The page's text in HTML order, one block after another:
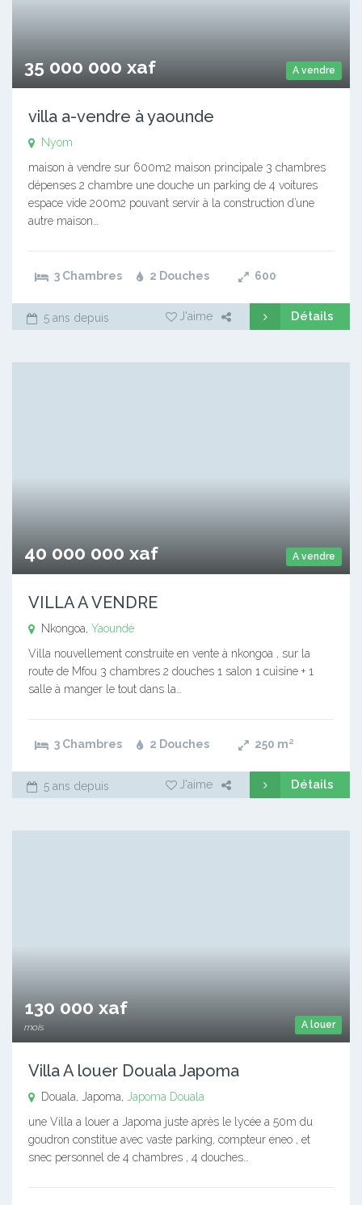
A vendre
35 000 000 xaf
villa a-vendre à yaounde
Nyom
maison à vendre sur 600m2 maison principale 3 chambres
dépenses 2 chambre une douche un parking de 4 voitures
espace vide 200m2 pouvant servir à la construction d’une
autre maison…
3 Chambres 2 Douches 600
5 ans depuis J'aime Détails
A vendre
40 000 000 xaf
VILLA A VENDRE
Nkongoa, Yaoundé
Villa nouvellement construite en vente à nkongoa , sur la
route de Mfou 3 chambres 2 douches 1 salon 1 cuisine + 1
salle à manger le tout dans la…
3 Chambres 2 Douches 250 m²
5 ans depuis J'aime Détails
A louer
130 000 xaf
mois
Villa A louer Douala Japoma
Douala, Japoma, Japoma Douala
une Villa a louer a Japoma juste après le lycée a 50m du
goudron constitue avec vaste parking, compteur eneo , et
snec personnel de 4 chambres , 4 douches…